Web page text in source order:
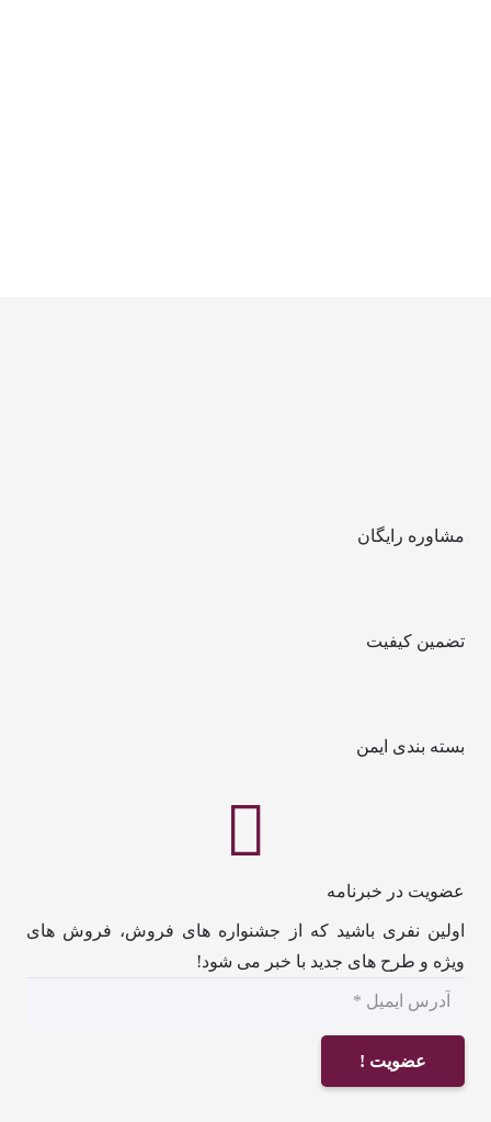
مشاوره رایگان
تضمین کیفیت
بسته بندی ایمن
عضویت در خبرنامه
اولین نفری باشید که از جشنواره های فروش، فروش های
ویژه و طرح های جدید با خبر می شود!
عضویت !